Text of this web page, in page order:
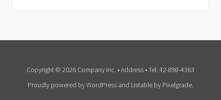
Copyright © 2026 Company Inc. • Address • Tel: 42-898-4363
Proudly powered by WordPress and Listable by Pixelgrade.